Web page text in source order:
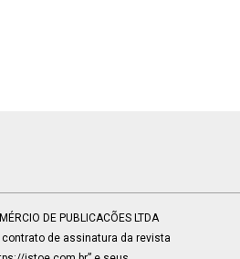
DE PUBLICACÕES LTDA
de assinatura da revista